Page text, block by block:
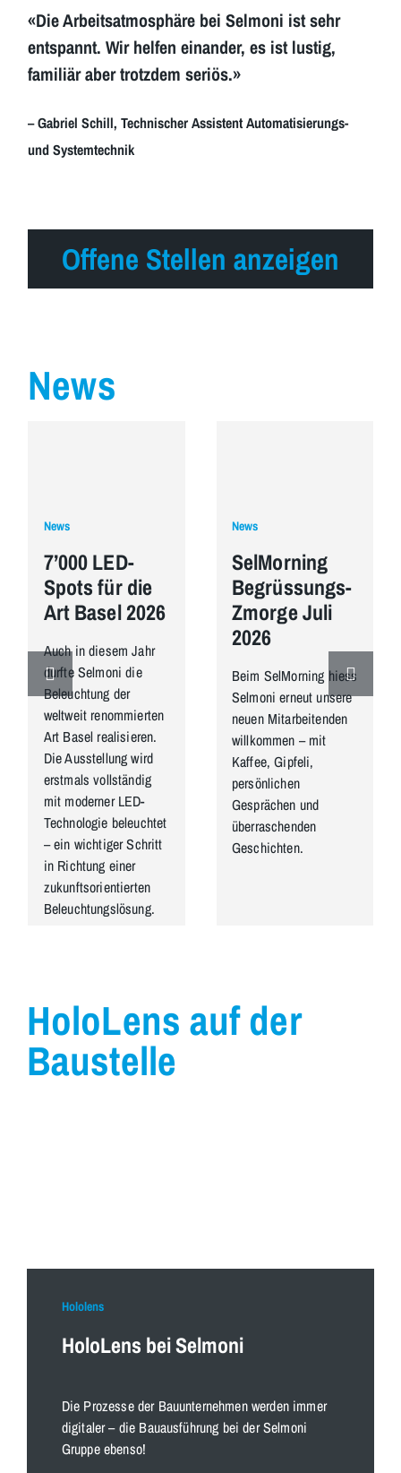
«Die Arbeitsatmosphäre bei Selmoni ist sehr
entspannt. Wir helfen einander, es ist lustig,
familiär aber trotzdem seriös.»
– Gabriel Schill, Technischer Assistent Automatisierungs-
und Systemtechnik
Offene Stellen anzeigen
News
News
7’000 LED-
Spots für die
Art Basel 2026
Auch in diesem Jahr
durfte Selmoni die
Beleuchtung der
weltweit renommierten
Art Basel realisieren.
Die Ausstellung wird
erstmals vollständig
mit moderner LED-
Technologie beleuchtet
– ein wichtiger Schritt
in Richtung einer
zukunftsorientierten
Beleuchtungslösung.
News
SelMorning
Begrüssungs-
Zmorge Juli
2026
Beim SelMorning hiess
Selmoni erneut unsere
neuen Mitarbeitenden
willkommen – mit
Kaffee, Gipfeli,
persönlichen
Gesprächen und
überraschenden
Geschichten.
HoloLens auf der
Baustelle
Hololens
HoloLens bei Selmoni
Die Prozesse der Bauunternehmen werden immer
digitaler – die Bauausführung bei der Selmoni
Gruppe ebenso!